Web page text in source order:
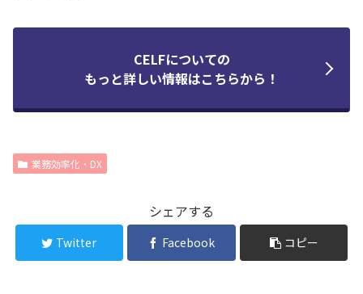
CELFについての
もっと詳しい情報はこちらから！
業務効率化・DX
シェアする
Twitter Facebook コピー